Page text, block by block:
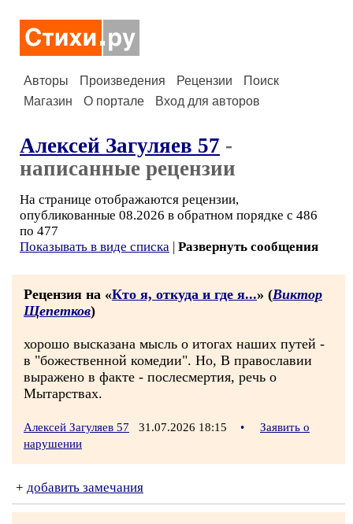
Авторы Произведения Рецензии
Поиск
Магазин
О портале Вход для авторов
Алексей Загуляев 57 -
написанные рецензии
На странице отображаются рецензии,
опубликованные 08.2026 в обратном порядке с 486
по 477
Показывать в виде списка | Развернуть сообщения
Рецензия на «Кто я, откуда и где я...» (Виктор
Щепетков)
хорошо высказана мысль о итогах наших путей -
в "божественной комедии". Но, В православии
выражено в факте - послесмертия, речь о
Мытарствах.
Алексей Загуляев 57 31.07.2026 18:15 •
Заявить о
нарушении
+ добавить замечания